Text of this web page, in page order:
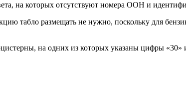
на которых отсутствуют номера ООН и
табло размещать не нужно, поскольку для
на одних из которых указаны цифры